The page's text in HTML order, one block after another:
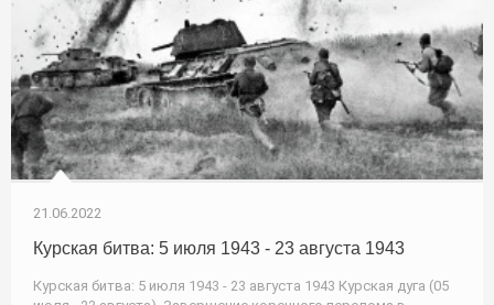
21.06.2022
Курская битва: 5 июля 1943 - 23 августа 1943
Курская битва: 5 июля 1943 - 23 августа 1943 Курская дуга (05